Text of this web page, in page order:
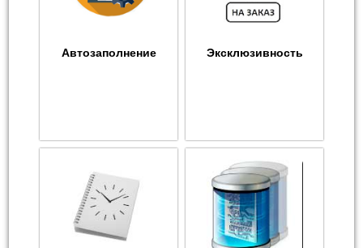
Автозаполнение Эксклюзивность